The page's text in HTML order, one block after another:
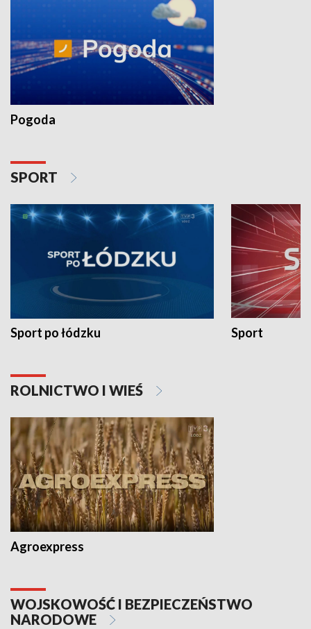
Pogoda
SPORT
Sport po łódzku Sport
ROLNICTWO I WIEŚ
Agroexpress
WOJSKOWOŚĆ I BEZPIECZEŃSTWO
NARODOWE